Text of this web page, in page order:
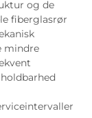
og de
fiberglasrør
mindre